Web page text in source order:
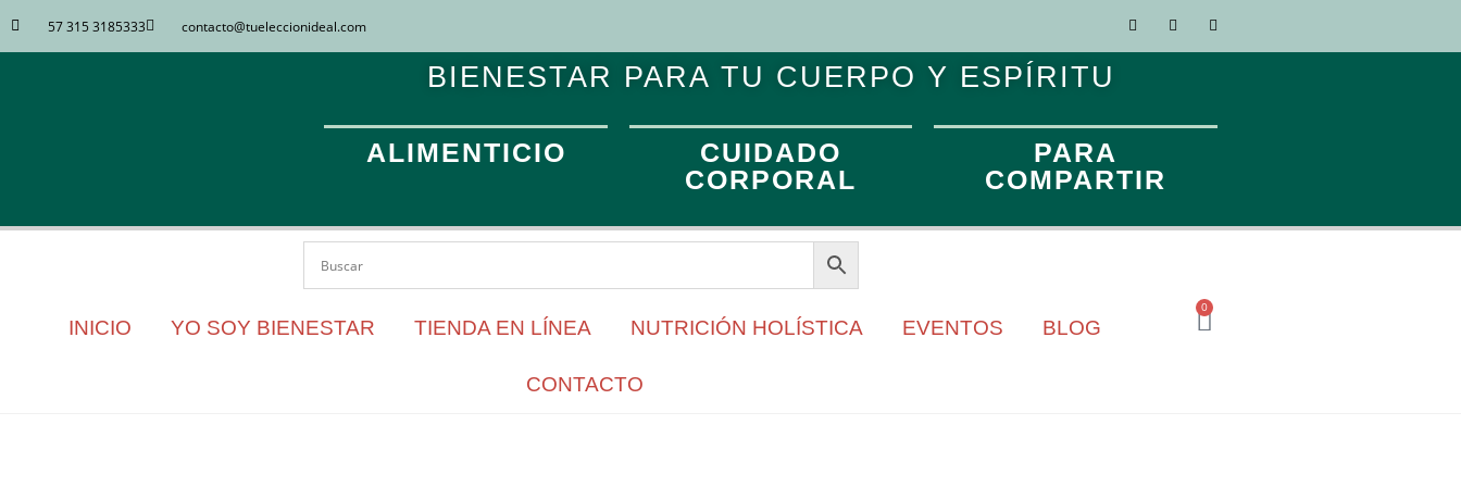
57 315 3185333 contacto​@tueleccionideal.com
BIENESTAR PARA TU CUERPO Y ESPÍRITU
ALIMENTICIO
CUIDADO
CORPORAL
PARA
COMPARTIR
INICIO YO SOY BIENESTAR TIENDA EN LÍNEA NUTRICIÓN HOLÍSTICA EVENTOS BLOG
CONTACTO
0